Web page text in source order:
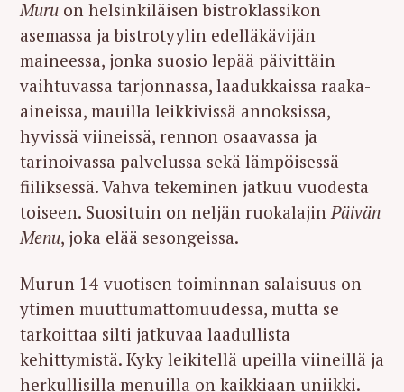
Muru on helsinkiläisen bistroklassikon
asemassa ja bistrotyylin edelläkävijän
maineessa, jonka suosio lepää päivittäin
vaihtuvassa tarjonnassa, laadukkaissa raaka-
aineissa, mauilla leikkivissä annoksissa,
hyvissä viineissä, rennon osaavassa ja
tarinoivassa palvelussa sekä lämpöisessä
fiiliksessä. Vahva tekeminen jatkuu vuodesta
toiseen. Suosituin on neljän ruokalajinPäivän
Menu, joka elää sesongeissa.
Murun 14-vuotisen toiminnan salaisuus on
ytimen muuttumattomuudessa, mutta se
tarkoittaa silti jatkuvaa laadullista
kehittymistä. Kyky leikitellä upeilla viineillä ja
herkullisilla menuilla on kaikkiaan uniikki.